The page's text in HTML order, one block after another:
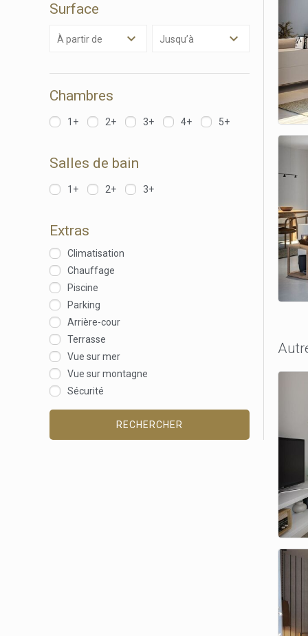
Surface
à partir de Jusqu’à
Chambres
1+ 2+ 3+ 4+ 5+
Salles de bain
1+ 2+ 3+
Extras
Climatisation
Chauffage
Piscine
Parking
Arrière-cour
Terrasse
Vue sur mer
Vue sur montagne
Sécurité
RECHERCHER
Ces
site